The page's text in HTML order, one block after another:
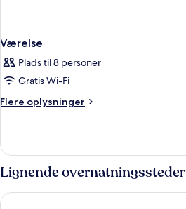
Værelse
Plads til 8 personer
Gratis Wi-Fi
Flere oplysninger
Flere
Lignende overnatningssteder
Shilla Stay Samsung COEX Center